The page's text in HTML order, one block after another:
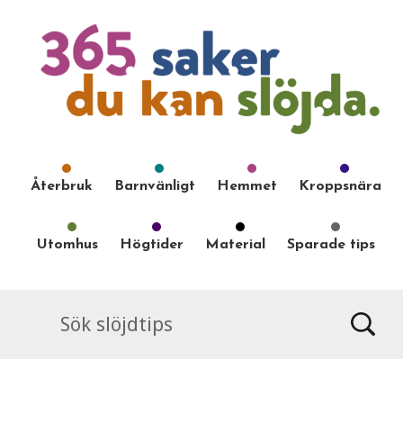
Återbruk Barnvänligt Hemmet Kroppsnära
Utomhus Högtider Material Sparade tips